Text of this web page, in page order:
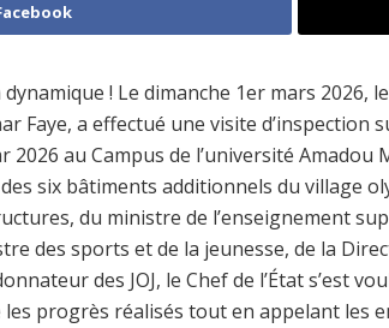
! Le dimanche 1er mars 2026,
Faye, a effectué une visite d’inspection
2026 au Campus de l’université Amadou
six bâtiments additionnels du village
du ministre de l’enseignement
des sports et de la jeunesse, de la
des JOJ, le Chef de l’État s’est
les progrès réalisés tout en appelant les